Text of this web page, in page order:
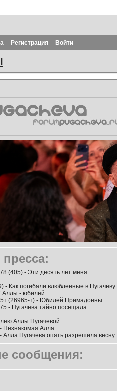
Регистрация Войти
пресса:
(405) - Эти десять лет меня
- Как погибали влюбленные в Пугачеву.
Аллы - юбилей.
(26965-т) - Юбилей Примадонны.
- Пугачева тайно посещала
Аллы Пугачевой.
Незнакомая Алла.
Пугачева опять разрешила весну.
сообщения: